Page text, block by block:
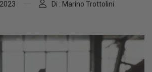
Di : Marino Trottolini